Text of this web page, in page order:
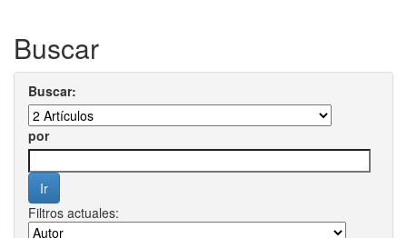
Buscar
Buscar:
por
Filtros actuales: